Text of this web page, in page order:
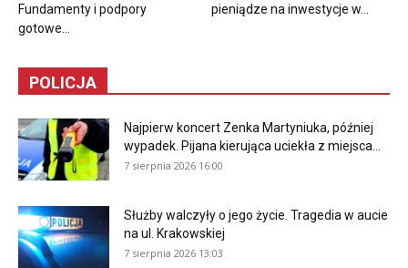
Fundamenty i podpory
gotowe...
pieniądze na inwestycje w...
POLICJA
Najpierw koncert Zenka Martyniuka, później
wypadek. Pijana kierująca uciekła z miejsca...
7 sierpnia 2026 16:00
Służby walczyły o jego życie. Tragedia w aucie
na ul. Krakowskiej
7 sierpnia 2026 13:03